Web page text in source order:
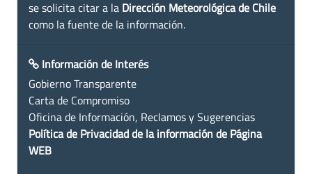
se solicita citar a la Dirección Meteorológica de Chile
como la fuente de la información.
Información de Interés
Gobierno Transparente
Carta de Compromiso
Oficina de Información, Reclamos y Sugerencias
Política de Privacidad de la información de Página
WEB